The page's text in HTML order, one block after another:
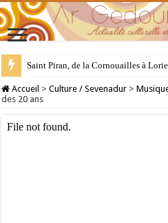
Saint Piran, de la Cornouailles à
28 juillet : Saint Samson de Dol, père
Accueil > Culture / Sevenadur >
des 20 ans